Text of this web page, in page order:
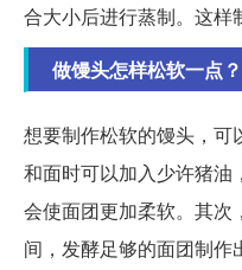
合大小后进行蒸制。这样
做馒头怎样松软一点
想要制作松软的馒头，可
和面时可以加入少许猪油
会使面团更加柔软。其次
间，发酵足够的面团制